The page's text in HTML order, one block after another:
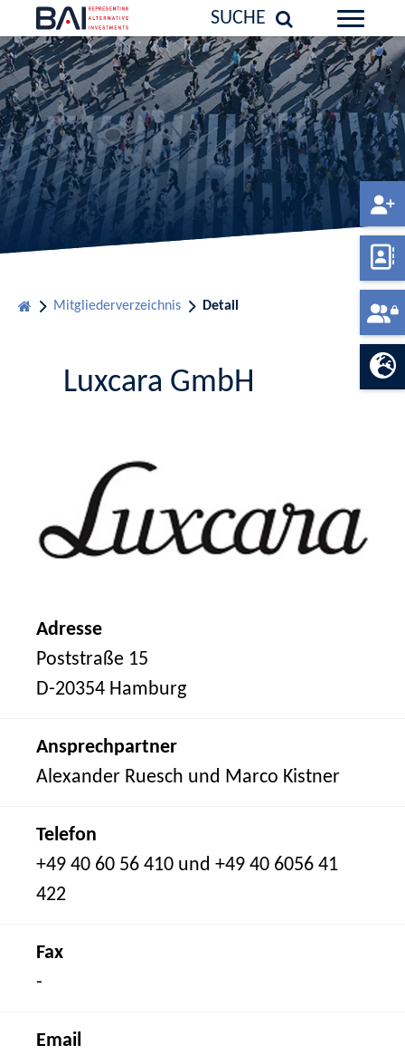
SUCHE
Mitgliederverzeichnis Detail
Luxcara GmbH
Adresse
Poststraße 15
D-20354 Hamburg
Ansprechpartner
Alexander Ruesch und Marco Kistner
Telefon
+49 40 60 56 410 und +49 40 6056 41
422
Fax
-
Email